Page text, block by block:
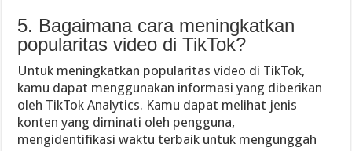
5. Bagaimana cara meningkatkan
popularitas video di TikTok?
Untuk meningkatkan popularitas video di TikTok,
kamu dapat menggunakan informasi yang diberikan
oleh TikTok Analytics. Kamu dapat melihat jenis
konten yang diminati oleh pengguna,
mengidentifikasi waktu terbaik untuk mengunggah